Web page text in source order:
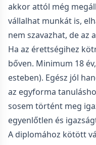
akkor attól még
vállalhat munkát is,
nem szavazhat, de az
Ha az érettségihez
bőven. Minimum 18
esteben). Egész jól
az egyforma
sosem történt meg
egyenlőtlen és
A diplomához kötött